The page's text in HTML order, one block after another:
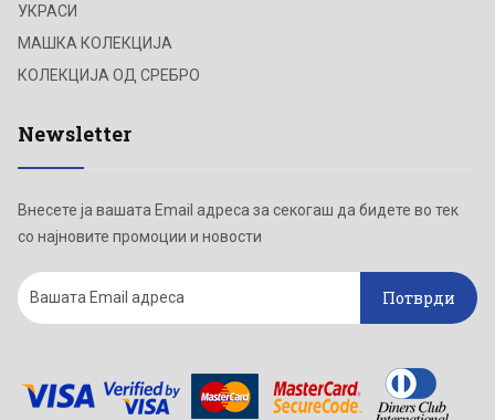
УКРАСИ
МАШКА КОЛЕКЦИЈА
КОЛЕКЦИЈА ОД СРЕБРО
Newsletter
Внесете ја вашата Email адреса за секогаш да бидете во тек
со најновите промоции и новости
Потврди